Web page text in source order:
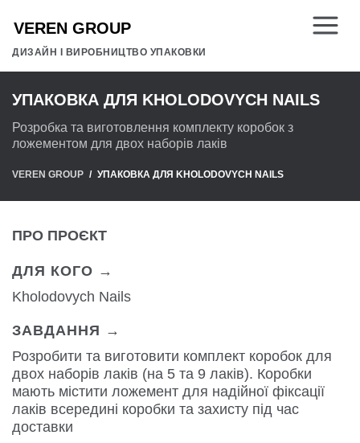
ДИЗАЙН І ВИРОБНИЦТВО УПАКОВКИ
УПАКОВКА ДЛЯ KHOLODOVYCH NAILS
Розробка та виготовлення комплекту коробок з
ложементом для двох наборів лаків
VEREN GROUP УПАКОВКА ДЛЯ KHOLODOVYCH NAILS
ПРО ПРОЄКТ
ДЛЯ КОГО →
Kholodovych Nails
ЗАВДАННЯ →
Розробити та виготовити комплект коробок для
двох наборів лаків (на 5 та 9 лаків). Коробки
мають містити ложемент для надійної фіксації
лаків всередині коробки та захисту під час
доставки